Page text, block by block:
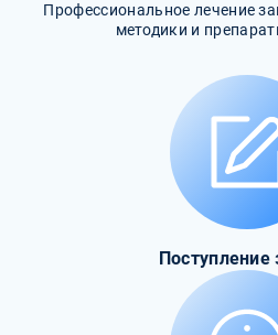
Профессиональное лечение
методики и
Поступление